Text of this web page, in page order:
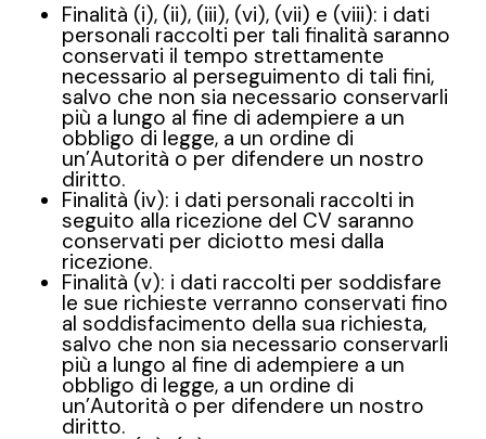
Finalità (i), (ii), (iii), (vi), (vii) e (viii): i dati
personali raccolti per tali finalità saranno
conservati il tempo strettamente
necessario al perseguimento di tali fini,
salvo che non sia necessario conservarli
più a lungo al fine di adempiere a un
obbligo di legge, a un ordine di
un’Autorità o per difendere un nostro
diritto.
Finalità (iv): i dati personali raccolti in
seguito alla ricezione del CV saranno
conservati per diciotto mesi dalla
ricezione.
Finalità (v): i dati raccolti per soddisfare
le sue richieste verranno conservati fino
al soddisfacimento della sua richiesta,
salvo che non sia necessario conservarli
più a lungo al fine di adempiere a un
obbligo di legge, a un ordine di
un’Autorità o per difendere un nostro
diritto.